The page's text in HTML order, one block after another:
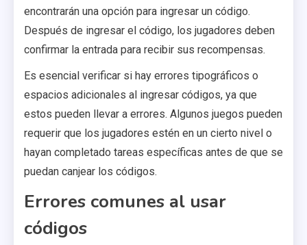
encontrarán una opción para ingresar un código.
Después de ingresar el código, los jugadores deben
confirmar la entrada para recibir sus recompensas.
Es esencial verificar si hay errores tipográficos o
espacios adicionales al ingresar códigos, ya que
estos pueden llevar a errores. Algunos juegos pueden
requerir que los jugadores estén en un cierto nivel o
hayan completado tareas específicas antes de que se
puedan canjear los códigos.
Errores comunes al usar
códigos